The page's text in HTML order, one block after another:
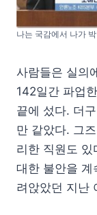
나는 국감에서 나가
사람들은 실의
142일간 파업
끝에 섰다. 더
만 같았다. 그
리한 직원도
대한 불안을 계
려앉았던 지난